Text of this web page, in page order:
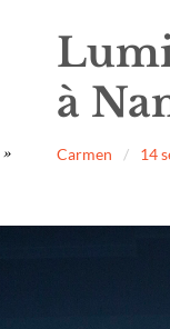
à
Carmen 14